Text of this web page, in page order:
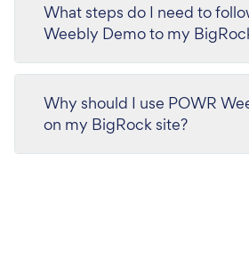
What steps do I need to
Weebly Demo to my
Why should I use POWR
on my BigRock site?